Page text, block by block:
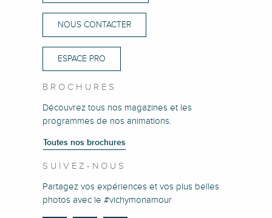
NOUS CONTACTER
ESPACE PRO
BROCHURES
Découvrez tous nos magazines et les
programmes de nos animations.
Toutes nos brochures
SUIVEZ-NOUS
Partagez vos expériences et vos plus belles
photos avec le #vichymonamour